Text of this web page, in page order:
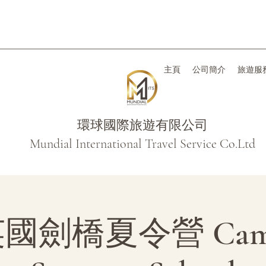
主頁 公司簡介 旅遊服
環球國際旅遊有限公司
Mundial International Travel Service Co.Ltd
國劍橋夏令營